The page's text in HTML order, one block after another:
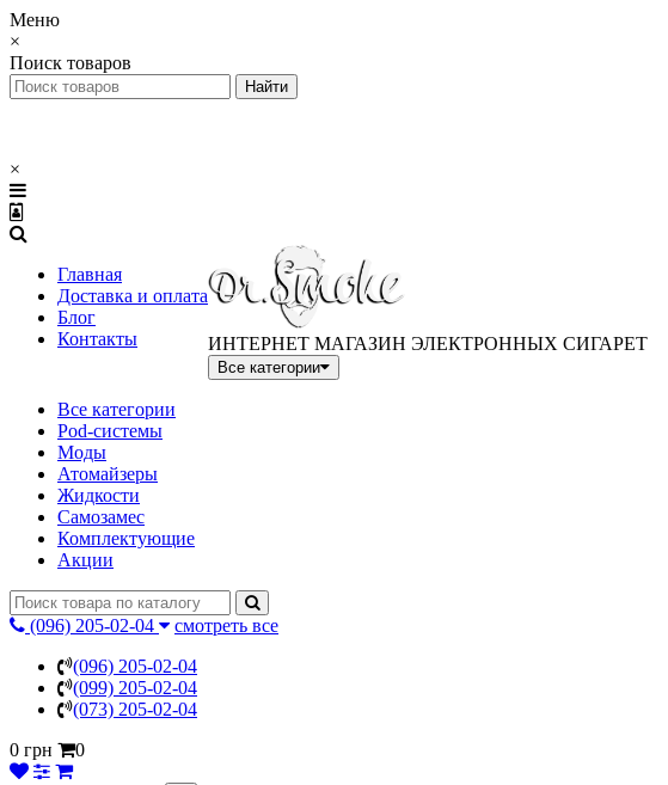
Меню
×
Поиск товаров
×
Главная
Доставка и оплата
Блог
Контакты
ИНТЕРНЕТ МАГАЗИН ЭЛЕКТРОННЫХ СИГАРЕТ
Все категории
Все категории
Pod-системы
Моды
Атомайзеры
Жидкости
Самозамес
Комплектующие
Акции
(096) 205-02-04
смотреть все
(096) 205-02-04
(099) 205-02-04
(073) 205-02-04
0 грн
0